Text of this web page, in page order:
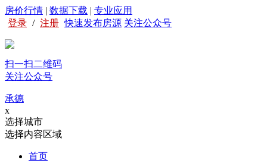
房价行情 | 数据下载 | 专业应用
登录 / 注册 快速发布房源 关注公众号
扫一扫二维码
关注公众号
承德
x
选择城市
选择内容区域
首页